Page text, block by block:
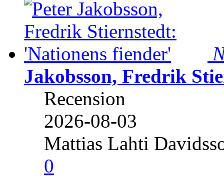
Jakobsson, Fredrik
Recension
2026-08-03
Mattias Lahti
0